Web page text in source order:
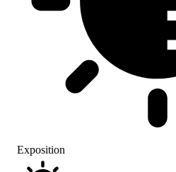
Exposition